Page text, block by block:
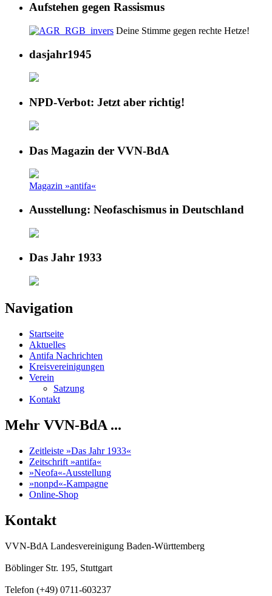
Aufstehen gegen Rassismus
Deine Stimme gegen rechte Hetze!
dasjahr1945
NPD-Verbot: Jetzt aber richtig!
Das Magazin der VVN-BdA
Magazin »antifa«
Ausstellung: Neofaschismus in Deutschland
Das Jahr 1933
Navigation
Startseite
Aktuelles
Antifa Nachrichten
Kreisvereinigungen
Verein
Satzung
Kontakt
Mehr VVN-BdA ...
Zeitleiste »Das Jahr 1933«
Zeitschrift »antifa«
»Neofa«-Ausstellung
»nonpd«-Kampagne
Online-Shop
Kontakt
VVN-BdA Landesvereinigung Baden-Württemberg
Böblinger Str. 195, Stuttgart
Telefon (+49) 0711-603237